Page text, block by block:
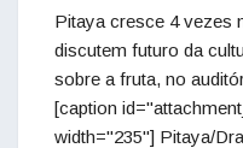
Pitaya cresce 4 vezes
discutem futuro da
sobre a fruta, no
[caption
width="235"] Pitaya/